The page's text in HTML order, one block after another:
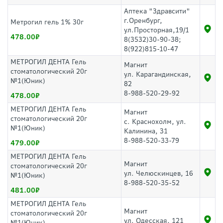
Метрогил гель 1% 30г
478.00
Аптека "Здравсити"
г.Оренбург,
ул.Просторная,19/1
8(3532)30-90-38;
8(922)815-10-47
МЕТРОГИЛ ДЕНТА Гель
стоматологический 20г
№1(Юник)
478.00
Магнит
ул. Карагандинская,
82
8-988-520-29-92
МЕТРОГИЛ ДЕНТА Гель
стоматологический 20г
№1(Юник)
479.00
Магнит
с. Краснохолм, ул.
Калинина, 31
8-988-520-33-79
МЕТРОГИЛ ДЕНТА Гель
стоматологический 20г
№1(Юник)
481.00
Магнит
ул. Челюскинцев, 16
8-988-520-35-52
МЕТРОГИЛ ДЕНТА Гель
стоматологический 20г
Магнит
ул. Одесская, 121